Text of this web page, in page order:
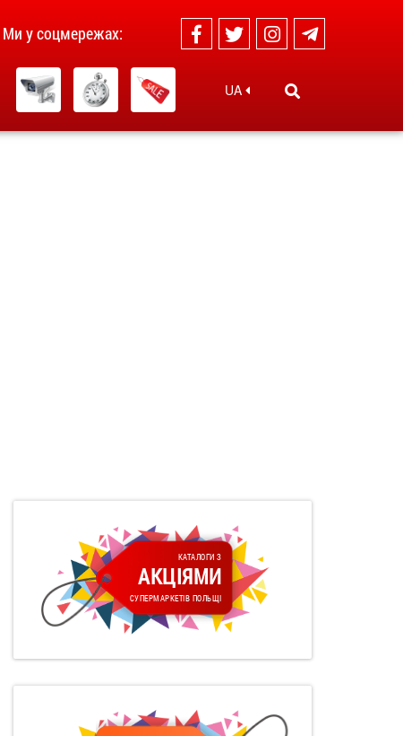
Ми у соцмережах:
UA
КАТАЛОГИ З
АКЦІЯМИ
СУПЕРМАРКЕТІВ ПОЛЬЩІ